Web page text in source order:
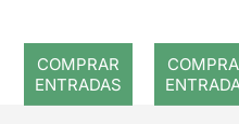
COMPRAR
ENTRADAS